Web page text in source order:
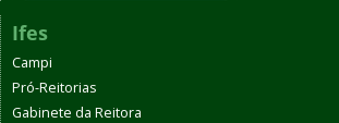
Ifes
Campi
Pró-Reitorias
Gabinete da Reitora